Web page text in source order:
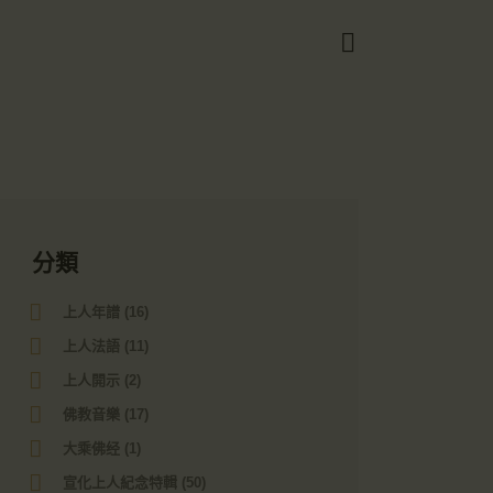
分類
上人年譜 (16)
上人法語 (11)
上人開示 (2)
佛教音樂 (17)
大乘佛经 (1)
宣化上人紀念特輯 (50)